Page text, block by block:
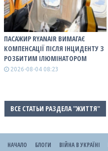
ПАСАЖИР RYANAIR ВИМАГАЄ
КОМПЕНСАЦІЇ ПІСЛЯ ІНЦИДЕНТУ З
РОЗБИТИМ ІЛЮМІНАТОРОМ
2026-08-04 08:23
ВСЕ СТАТЬИ РАЗДЕЛА "ЖИТТЯ"
НАЧАЛО БЛОГИ ВІЙНА В УКРАЇНІ